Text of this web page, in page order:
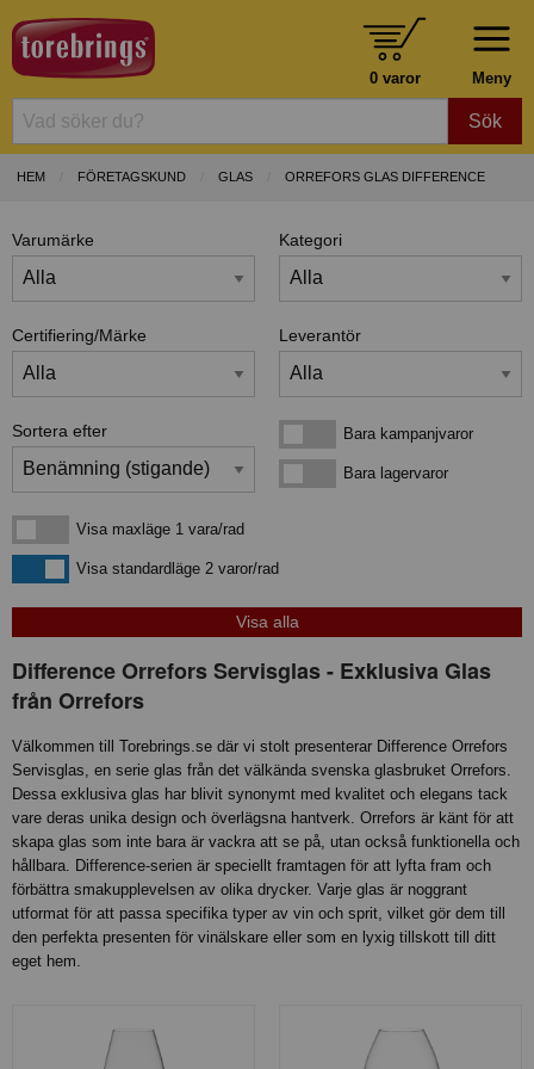
Meny
0 varor
Sök
HEM FÖRETAGSKUND GLAS ORREFORS GLAS DIFFERENCE
Varumärke Kategori
Certifiering/Märke Leverantör
Sortera efter Bara kampanjvarorBara kampanjvaror
Bara lagervarorBara lagervaror
Visa maxläge 1 vara/rad
Visa maxläge 1 vara/rad
Visa standardlägeVisa standardläge 2 varor/rad
Difference Orrefors Servisglas - Exklusiva Glas
från Orrefors
Välkommen till Torebrings.se där vi stolt presenterar Difference Orrefors
Servisglas, en serie glas från det välkända svenska glasbruket Orrefors.
Dessa exklusiva glas har blivit synonymt med kvalitet och elegans tack
vare deras unika design och överlägsna hantverk. Orrefors är känt för att
skapa glas som inte bara är vackra att se på, utan också funktionella och
hållbara. Difference-serien är speciellt framtagen för att lyfta fram och
förbättra smakupplevelsen av olika drycker. Varje glas är noggrant
utformat för att passa specifika typer av vin och sprit, vilket gör dem till
den perfekta presenten för vinälskare eller som en lyxig tillskott till ditt
eget hem.